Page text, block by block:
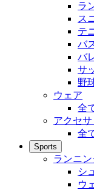
ラ
ス
テ
バ
バ
サ
野
ウェア
全
アクセサ
全
Sports
ランニン
シ
ウ